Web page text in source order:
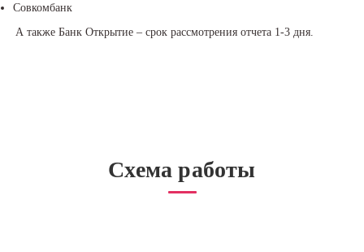
Совкомбанк
А также Банк Открытие – срок рассмотрения отчета 1-3 дня.
Схема работы